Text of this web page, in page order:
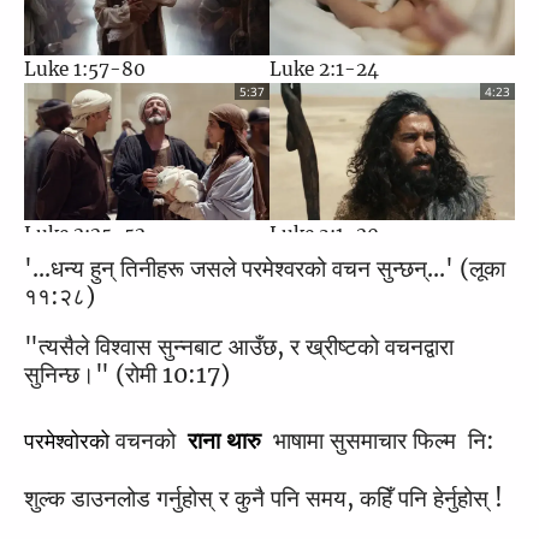
14 Sinful Woman Forgiven 15 Women Disciples
1:56
Prison
2:18
and the Seed
18 Parable of the Lamp 19 Jesus Calms the Storm
Luke 1:57-80 Luke 2:1-24
5:37
Luke 2:25-52
4:23
Luke 3:1-20
'...धन्य हुन् तिनीहरू जसले परमेश्वरको वचन सुन्छन्...' (लूका
११:२८)
"त्यसैले विश्वास सुन्नबाट आउँछ, र ख्रीष्टको वचनद्वारा
सुनिन्छ।" (रोमी 10:17)
परमेश्वोरको वचनको राना थारु भाषामा सुसमाचार फिल्म नि:
शुल्क डाउनलोड गर्नुहोस् र कुनै पनि समय, कहिँ पनि हेर्नुहोस् !